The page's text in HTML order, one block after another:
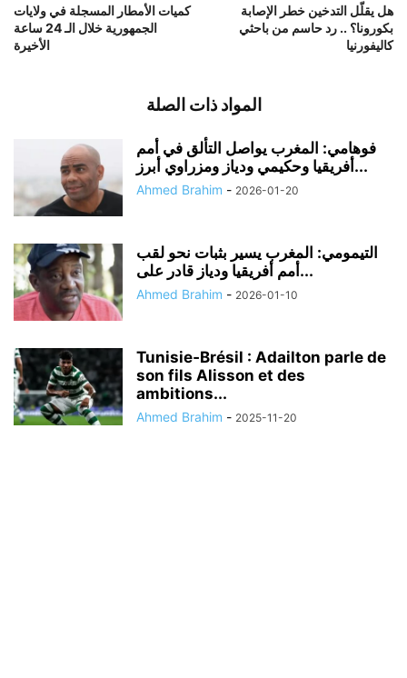
كميات الأمطار المسجلة في ولايات
الجمهورية خلال الـ 24 ساعة
الأخيرة
هل يقلّل التدخين خطر الإصابة
بكورونا؟ .. رد حاسم من باحثي
كاليفورنيا
المواد ذات الصلة
فوهامي: المغرب يواصل التألق في أمم
أفريقيا وحكيمي ودياز ومزراوي أبرز...
Ahmed Brahim - 2026-01-20
التيمومي: المغرب يسير بثبات نحو لقب
أمم أفريقيا ودياز قادر على...
Ahmed Brahim - 2026-01-10
Tunisie‑Brésil : Adailton parle de
son fils Alisson et des
ambitions...
Ahmed Brahim - 2025-11-20